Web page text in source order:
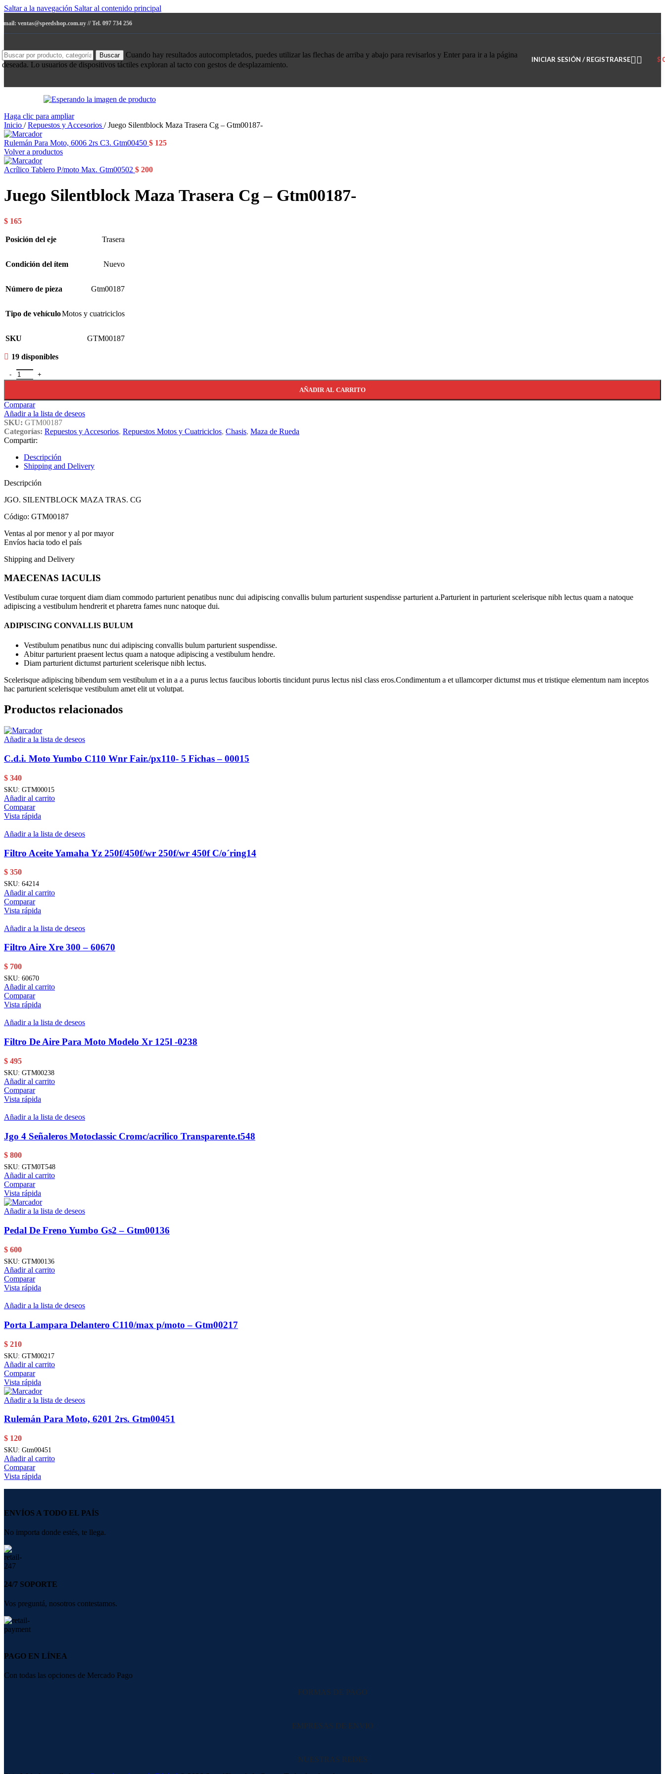
Saltar a la navegación Saltar al contenido principal
mail: ventas@speedshop.com.uy // Tel. 097 734 256
Buscar
Cuando hay resultados autocompletados, puedes utilizar las flechas de arriba y abajo para revisarlos y Enter para ir a la página
deseada. Lo usuarios de dispositivos táctiles exploran al tacto con gestos de desplazamiento.
INICIAR SESIÓN / REGISTRARSE $
Haga clic para ampliar
Inicio / Repuestos y Accesorios / Juego Silentblock Maza Trasera Cg – Gtm00187-
Rulemán Para Moto, 6006 2rs C3. Gtm00450 $ 125
Volver a productos
Acrílico Tablero P/moto Max. Gtm00502 $ 200
Juego Silentblock Maza Trasera Cg – Gtm00187-
$ 165
Posición del eje Trasera
Condición del ítem Nuevo
Número de pieza Gtm00187
Tipo de vehículoMotos y cuatriciclos
SKU GTM00187
19 disponibles
Juego Silentblock Maza Trasera Cg - Gtm00187- cantidad
AÑADIR AL CARRITO
Comparar
Añadir a la lista de deseos
SKU: GTM00187
Categorías: Repuestos y Accesorios, Repuestos Motos y Cuatriciclos, Chasis, Maza de Rueda
Compartir:
Descripción
Shipping and Delivery
Descripción
JGO. SILENTBLOCK MAZA TRAS. CG
Código: GTM00187
Ventas al por menor y al por mayor
Envíos hacia todo el país
Shipping and Delivery
MAECENAS IACULIS
Vestibulum curae torquent diam diam commodo parturient penatibus nunc dui adipiscing convallis bulum parturient suspendisse parturient a.Parturient in parturient scelerisque nibh lectus quam a natoque
adipiscing a vestibulum hendrerit et pharetra fames nunc natoque dui.
ADIPISCING CONVALLIS BULUM
Vestibulum penatibus nunc dui adipiscing convallis bulum parturient suspendisse.
Abitur parturient praesent lectus quam a natoque adipiscing a vestibulum hendre.
Diam parturient dictumst parturient scelerisque nibh lectus.
Scelerisque adipiscing bibendum sem vestibulum et in a a a purus lectus faucibus lobortis tincidunt purus lectus nisl class eros.Condimentum a et ullamcorper dictumst mus et tristique elementum nam inceptos
hac parturient scelerisque vestibulum amet elit ut volutpat.
Productos relacionados
Añadir a la lista de deseos
C.d.i. Moto Yumbo C110 Wnr Fair./px110- 5 Fichas – 00015
$ 340
SKU: GTM00015
Añadir al carrito
Comparar
Vista rápida
Añadir a la lista de deseos
Filtro Aceite Yamaha Yz 250f/450f/wr 250f/wr 450f C/o´ring14
$ 350
SKU: 64214
Añadir al carrito
Comparar
Vista rápida
Añadir a la lista de deseos
Filtro Aire Xre 300 – 60670
$ 700
SKU: 60670
Añadir al carrito
Comparar
Vista rápida
Añadir a la lista de deseos
Filtro De Aire Para Moto Modelo Xr 125l -0238
$ 495
SKU: GTM00238
Añadir al carrito
Comparar
Vista rápida
Añadir a la lista de deseos
Jgo 4 Señaleros Motoclassic Cromc/acrilico Transparente.t548
$ 800
SKU: GTM0T548
Añadir al carrito
Comparar
Vista rápida
Añadir a la lista de deseos
Pedal De Freno Yumbo Gs2 – Gtm00136
$ 600
SKU: GTM00136
Añadir al carrito
Comparar
Vista rápida
Añadir a la lista de deseos
Porta Lampara Delantero C110/max p/moto – Gtm00217
$ 210
SKU: GTM00217
Añadir al carrito
Comparar
Vista rápida
Añadir a la lista de deseos
Rulemán Para Moto, 6201 2rs. Gtm00451
$ 120
SKU: Gtm00451
Añadir al carrito
Comparar
Vista rápida
ENVÍOS A TODO EL PAÍS
No importa donde estés, te llega.
24/7 SOPORTE
Vos preguntá, nosotros contestamos.
PAGO EN LÍNEA
Con todas las opciones de Mercado Pago
FORMAS DE PAGO
EMPRESAS DE ENVIO
NUESTRAS REDES